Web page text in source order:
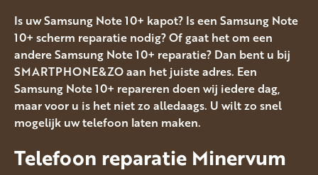
Is uw Samsung Note 10+ kapot? Is een Samsung Note
10+ scherm reparatie nodig? Of gaat het om een
andere Samsung Note 10+ reparatie? Dan bent u bij
SMARTPHONE&ZO aan het juiste adres. Een
Samsung Note 10+ repareren doen wij iedere dag,
maar voor u is het niet zo alledaags. U wilt zo snel
mogelijk uw telefoon laten maken.
Telefoon reparatie Minervum